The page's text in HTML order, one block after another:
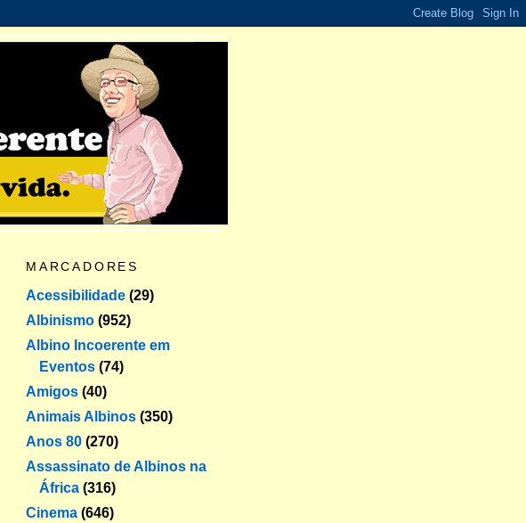
MARCADORES
Acessibilidade (29)
Albinismo (952)
Albino Incoerente em
Eventos (74)
Amigos (40)
Animais Albinos (350)
Anos 80 (270)
Assassinato de Albinos na
África (316)
Cinema (646)